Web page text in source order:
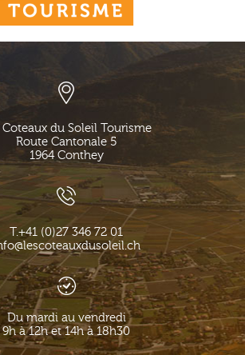
Coteaux du Soleil Tourisme
Route Cantonale 5
1964 Conthey
T.+41 (0)27 346 72 01
Du mardi au vendredi
9h à 12h et 14h à 18h30